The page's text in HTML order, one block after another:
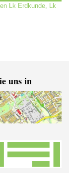
Lk Erdkunde, Lk
uns in